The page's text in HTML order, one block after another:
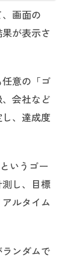
画面の
が表示さ
意の「ゴ
会社など
、達成度
いうゴー
し、目標
ルタイム
ンダムで